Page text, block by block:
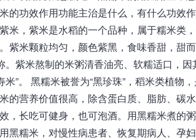
的功效作用功能主治是什么，有什么功效
米，紫米是水稻的一个品种，属于糯米类
紫米颗粒均匀，颜色紫黑，食味香甜，甜
。紫米熬制的米粥清香油亮、软糯适口，
米”。 黑糯米被誉为“黑珍珠”，稻米类植
的营养价值很高，除含蛋白质、脂肪、碳
，长吃可健身，也可泡酒。用黑糯米煮的
黑糯米，对慢性病患者、恢复期病人、孕